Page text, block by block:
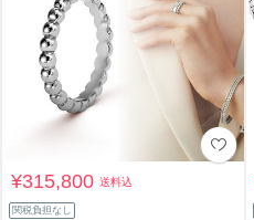
¥315,800送料込
関税負担なし